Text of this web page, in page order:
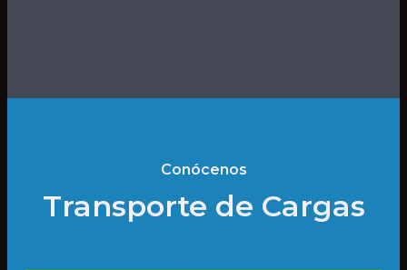
Conócenos
Transporte de Cargas